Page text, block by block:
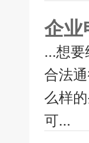
企
...想
合法
么样
可...